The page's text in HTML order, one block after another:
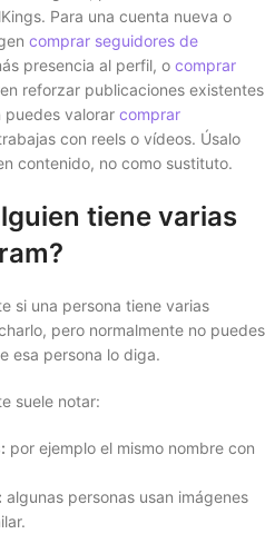
Para una cuenta nueva o
comprar seguidores de
presencia al perfil, o comprar
reforzar publicaciones existentes
puedes valorar comprar
con reels o vídeos. Úsalo
contenido, no como sustituto.
tiene varias
si una persona tiene varias
pero normalmente no puedes
esa persona lo diga.
suele notar:
por ejemplo el mismo nombre con
algunas personas usan imágenes